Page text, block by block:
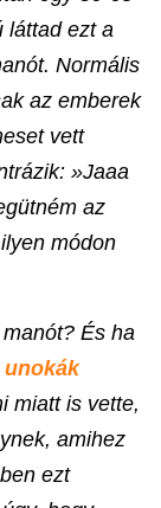
láttad ezt a
Normális
az emberek
vett
»Jaaa
az
módon
És ha
unokák
miatt is vette,
amihez
ezt